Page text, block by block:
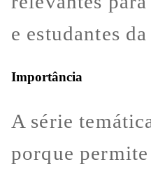
e estudantes
Importância
A série
porque